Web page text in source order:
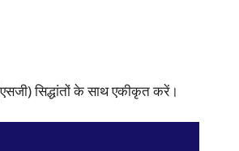
सिद्धांतों के साथ एकीकृत करें।